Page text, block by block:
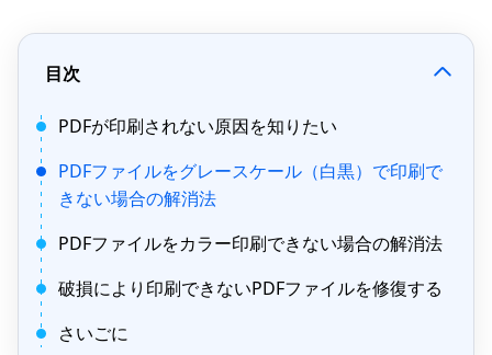
目次
PDFが印刷されない原因を知りたい
PDFファイルをグレースケール（白黒）で印刷で
きない場合の解消法
PDFファイルをカラー印刷できない場合の解消法
破損により印刷できないPDFファイルを修復する
さいごに